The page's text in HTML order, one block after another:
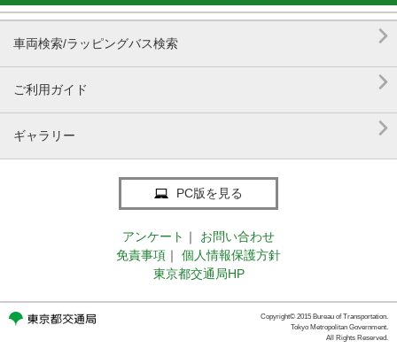
車両検索/ラッピングバス検索 
ご利用ガイド 
ギャラリー 
PC版を見る
アンケート ｜
お問い合わせ
免責事項 ｜
個人情報保護方針
東京都交通局HP
Copyright© 2015 Bureau of Transportation.
Tokyo Metropolitan Government.
All Rights Reserved.